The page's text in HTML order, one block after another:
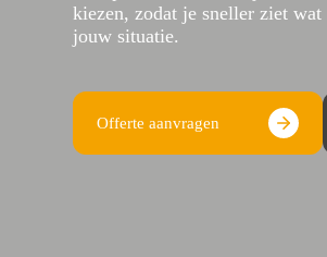
kiezen, zodat je sneller ziet
jouw situatie.
Offerte aanvragen